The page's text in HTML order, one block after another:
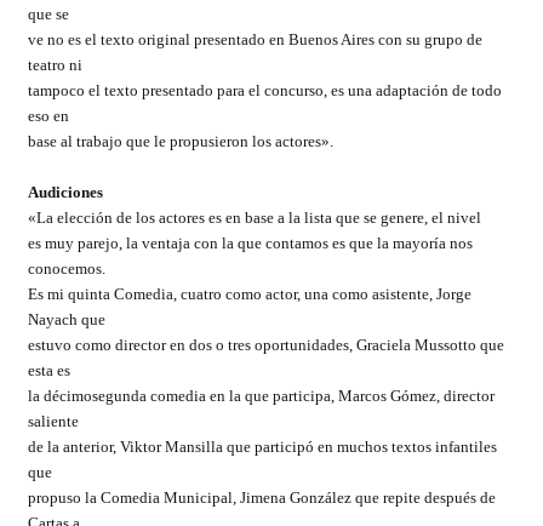
que se
ve no es el texto original presentado en Buenos Aires con su grupo de
teatro ni
tampoco el texto presentado para el concurso, es una adaptación de todo
eso en
base al trabajo que le propusieron los actores».
Audiciones
«La elección de los actores es en base a la lista que se genere, el nivel
es muy parejo, la ventaja con la que contamos es que la mayoría nos
conocemos.
Es mi quinta Comedia, cuatro como actor, una como asistente, Jorge
Nayach que
estuvo como director en dos o tres oportunidades, Graciela Mussotto que
esta es
la décimosegunda comedia en la que participa, Marcos Gómez, director
saliente
de la anterior, Viktor Mansilla que participó en muchos textos infantiles
que
propuso la Comedia Municipal, Jimena González que repite después de